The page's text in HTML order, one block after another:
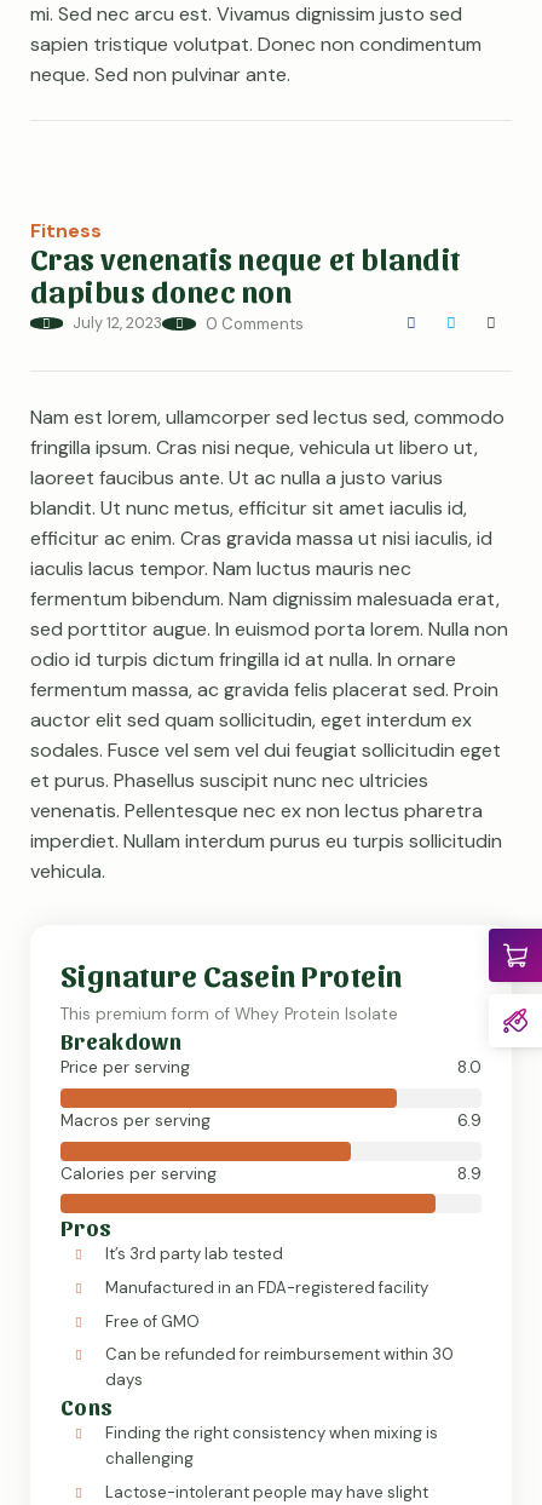
mi. Sed nec arcu est. Vivamus dignissim justo sed
sapien tristique volutpat. Donec non condimentum
neque. Sed non pulvinar ante.
Fitness
Cras venenatis neque et blandit
dapibus donec non
July 12, 2023 0 Comments
Nam est lorem, ullamcorper sed lectus sed, commodo
fringilla ipsum. Cras nisi neque, vehicula ut libero ut,
laoreet faucibus ante. Ut ac nulla a justo varius
blandit. Ut nunc metus, efficitur sit amet iaculis id,
efficitur ac enim. Cras gravida massa ut nisi iaculis, id
iaculis lacus tempor. Nam luctus mauris nec
fermentum bibendum. Nam dignissim malesuada erat,
sed porttitor augue. In euismod porta lorem. Nulla non
odio id turpis dictum fringilla id at nulla. In ornare
fermentum massa, ac gravida felis placerat sed. Proin
auctor elit sed quam sollicitudin, eget interdum ex
sodales. Fusce vel sem vel dui feugiat sollicitudin eget
et purus. Phasellus suscipit nunc nec ultricies
venenatis. Pellentesque nec ex non lectus pharetra
imperdiet. Nullam interdum purus eu turpis sollicitudin
vehicula.
Signature Casein Protein
This premium form of Whey Protein Isolate
Breakdown
Price per serving 8.0
Macros per serving 6.9
Calories per serving 8.9
Pros
It’s 3rd party lab tested
Manufactured in an FDA-registered facility
Free of GMO
Can be refunded for reimbursement within 30
days
Cons
Finding the right consistency when mixing is
challenging
Lactose-intolerant people may have slight